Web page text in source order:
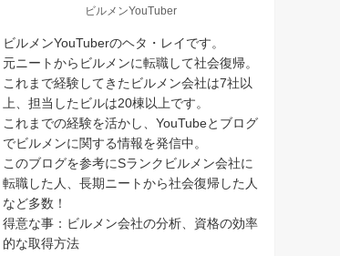
ビルメンYouTuber
ビルメンYouTuberのヘタ・レイです。
元ニートからビルメンに転職して社会復帰。
これまで経験してきたビルメン会社は7社以
上、担当したビルは20棟以上です。
これまでの経験を活かし、YouTubeとブログ
でビルメンに関する情報を発信中。
このブログを参考にSランクビルメン会社に
転職した人、長期ニートから社会復帰した人
など多数！
得意な事：ビルメン会社の分析、資格の効率
的な取得方法